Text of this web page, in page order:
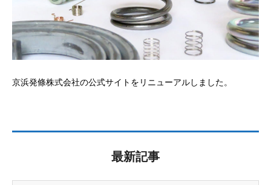
京浜発條株式会社の公式サイトをリニューアルしました。
最新記事